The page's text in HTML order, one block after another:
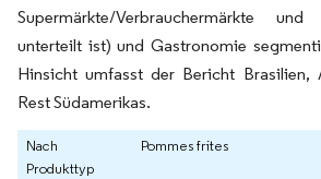
Supermärkte/Verbrauchermärkte und
unterteilt ist) und Gastronomie
Hinsicht umfasst der Bericht Brasilien,
Rest Südamerikas.
Nach
Produkttyp
Pommes frites